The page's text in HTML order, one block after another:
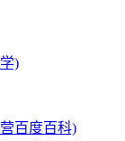
)
百度百科)